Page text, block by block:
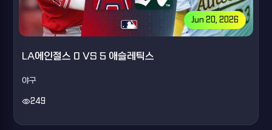
Jun 20, 2026
LA에인절스 0 VS 5 애슬레틱스
야구
visibility249